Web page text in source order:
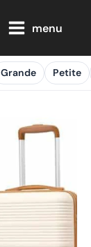
menu
Grande Petite